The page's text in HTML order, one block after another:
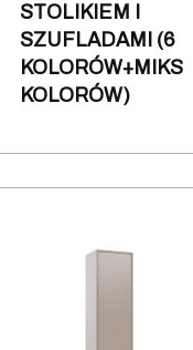
STOLIKIEM I
SZUFLADAMI (6
KOLORÓW+MIKS
KOLORÓW)